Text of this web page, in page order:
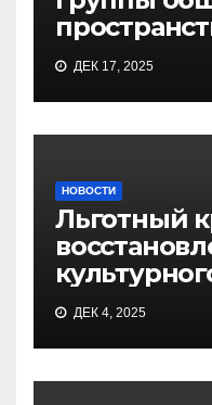
ДЕК 17, 2025
НОВОСТИ
Льготный
ДЕК 4, 2025